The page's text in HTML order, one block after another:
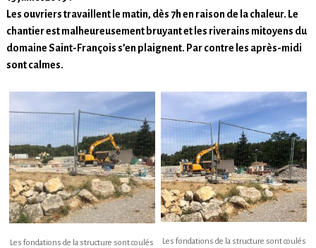
Les ouvriers travaillent le matin, dès 7h en raison de la chaleur. Le
chantier est malheureusement bruyant et les riverains mitoyens du
domaine Saint-François s’en plaignent. Par contre les après-midi
sont calmes.
Les fondations de la structure sont coulés Les fondations de la structure sont coulés